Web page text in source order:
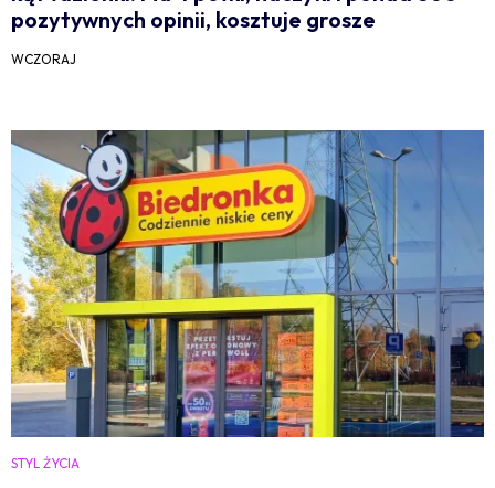
pozytywnych opinii, kosztuje grosze
WCZORAJ
STYL ŻYCIA